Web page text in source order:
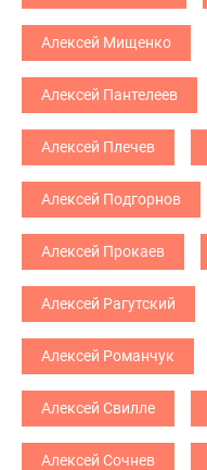
Алексей Мищенко
Алексей Пантелеев
Алексей Плечев
Алексей Подгорнов
Алексей Прокаев
Алексей Рагутский
Алексей Романчук
Алексей Свилле
Алексей Сочнев